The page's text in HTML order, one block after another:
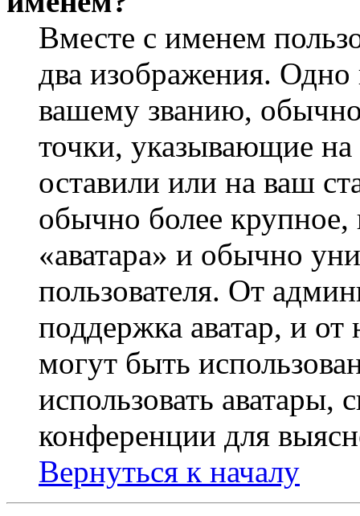
Вместе с именем
два изображения.
вашему званию, обычно
точки, указывающие
оставили или на ваш
обычно более крупное,
«аватара» и обычно
пользователя. От
поддержка аватар, и от
могут быть
использовать аватары,
конференции для
Вернуться к началу